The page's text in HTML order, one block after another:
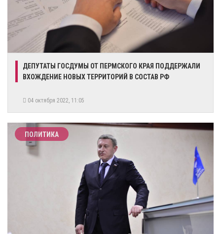
​ДЕПУТАТЫ ГОСДУМЫ ОТ ПЕРМСКОГО КРАЯ ПОДДЕРЖАЛИ
ВХОЖДЕНИЕ НОВЫХ ТЕРРИТОРИЙ В СОСТАВ РФ
04 октября 2022, 11:05
ПОЛИТИКА